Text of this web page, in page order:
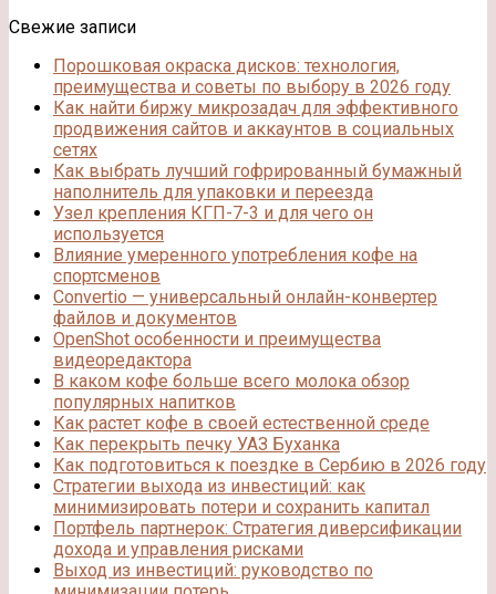
Свежие записи
Порошковая окраска дисков: технология,
преимущества и советы по выбору в 2026 году
Как найти биржу микрозадач для эффективного
продвижения сайтов и аккаунтов в социальных
сетях
Как выбрать лучший гофрированный бумажный
наполнитель для упаковки и переезда
Узел крепления КГП-7-3 и для чего он
используется
Влияние умеренного употребления кофе на
спортсменов
Convertio — универсальный онлайн-конвертер
файлов и документов
OpenShot особенности и преимущества
видеоредактора
В каком кофе больше всего молока обзор
популярных напитков
Как растет кофе в своей естественной среде
Как перекрыть печку УАЗ Буханка
Как подготовиться к поездке в Сербию в 2026 году
Стратегии выхода из инвестиций: как
минимизировать потери и сохранить капитал
Портфель партнерок: Стратегия диверсификации
дохода и управления рисками
Выход из инвестиций: руководство по